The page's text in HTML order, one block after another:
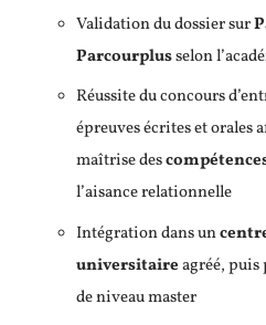
Validation du dossier sur
Parcourplusselon
Réussite du concours
épreuves écrites et orales
maîtrise des
l’aisance relationnelle
Intégration dans un
universitaireagréé,
de niveau master